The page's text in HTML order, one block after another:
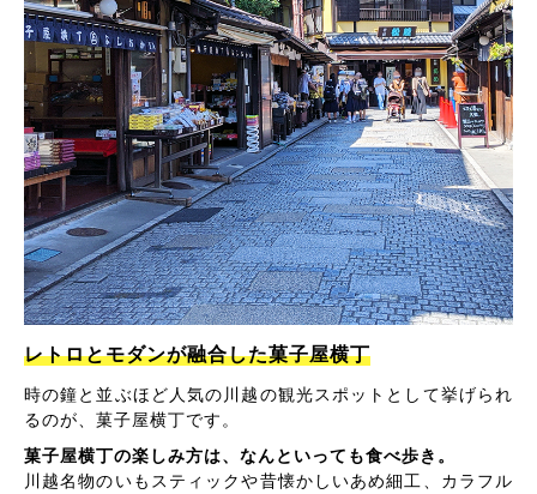
レトロとモダンが融合した菓子屋横丁
時の鐘と並ぶほど人気の川越の観光スポットとして挙げられ
るのが、菓子屋横丁です。
菓子屋横丁の楽しみ方は、なんといっても食べ歩き。
川越名物のいもスティックや昔懐かしいあめ細工、カラフル